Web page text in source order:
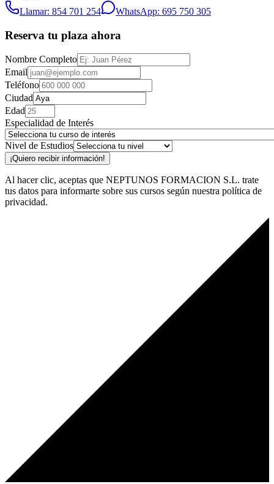
Llamar: 854 701 254
WhatsApp: 695 750 305
Reserva tu plaza ahora
Nombre Completo
Email
Teléfono
Ciudad
Edad
Especialidad de Interés
Nivel de Estudios
¡Quiero recibir información!
Al hacer clic, aceptas que NEPTUNOS FORMACION S.L. trate
tus datos para informarte sobre sus cursos según nuestra política de
privacidad.